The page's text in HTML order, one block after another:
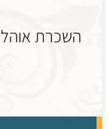
השכרת אוהל 4X8